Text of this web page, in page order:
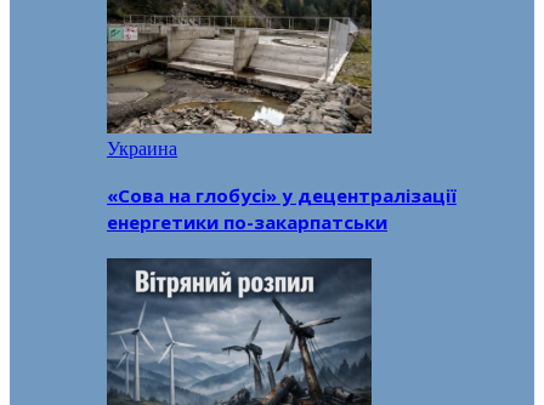
Украина
«Сова на глобусі» у децентралізації
енергетики по-закарпатськи